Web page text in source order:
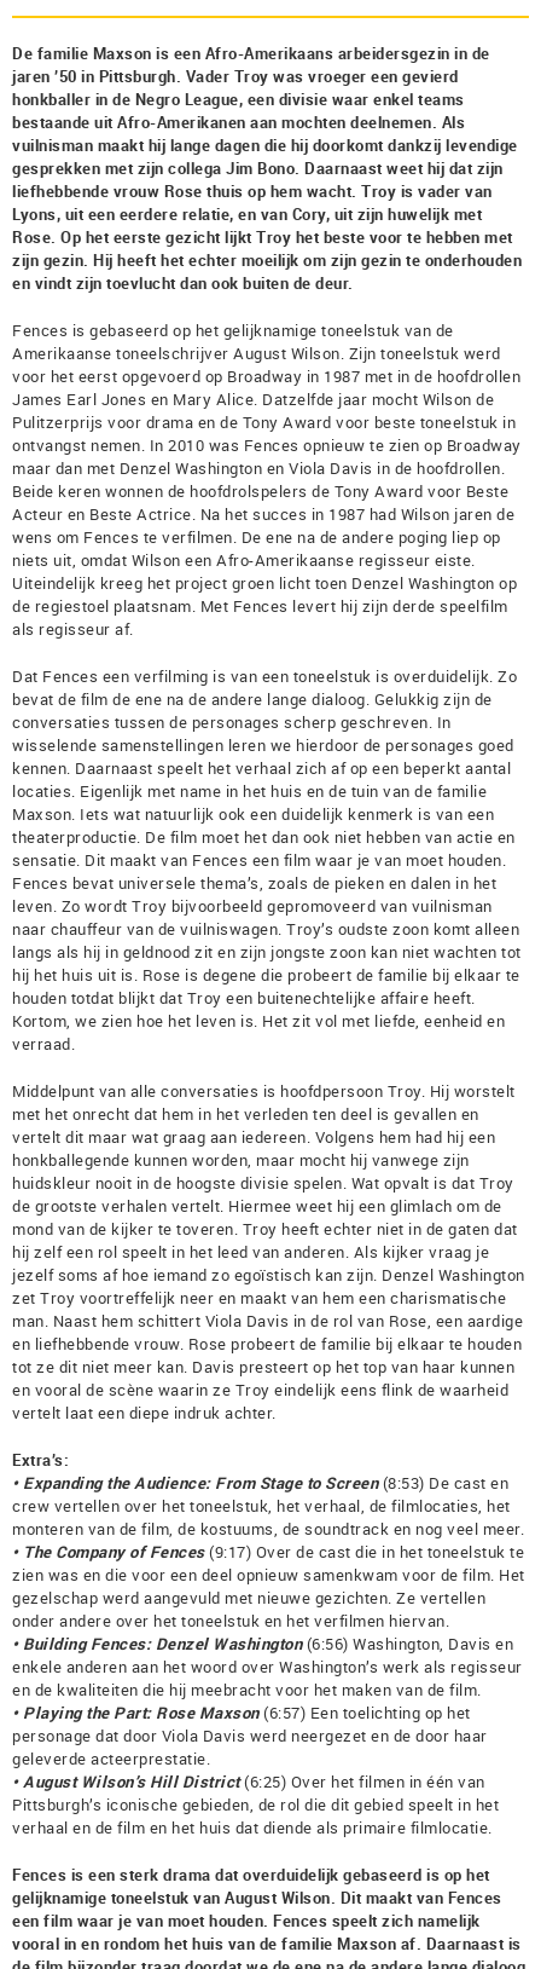
De familie Maxson is een Afro-Amerikaans arbeidersgezin in de
jaren ’50 in Pittsburgh. Vader Troy was vroeger een gevierd
honkballer in de Negro League, een divisie waar enkel teams
bestaande uit Afro-Amerikanen aan mochten deelnemen. Als
vuilnisman maakt hij lange dagen die hij doorkomt dankzij levendige
gesprekken met zijn collega Jim Bono. Daarnaast weet hij dat zijn
liefhebbende vrouw Rose thuis op hem wacht. Troy is vader van
Lyons, uit een eerdere relatie, en van Cory, uit zijn huwelijk met
Rose. Op het eerste gezicht lijkt Troy het beste voor te hebben met
zijn gezin. Hij heeft het echter moeilijk om zijn gezin te onderhouden
en vindt zijn toevlucht dan ook buiten de deur.
Fences is gebaseerd op het gelijknamige toneelstuk van de
Amerikaanse toneelschrijver August Wilson. Zijn toneelstuk werd
voor het eerst opgevoerd op Broadway in 1987 met in de hoofdrollen
James Earl Jones en Mary Alice. Datzelfde jaar mocht Wilson de
Pulitzerprijs voor drama en de Tony Award voor beste toneelstuk in
ontvangst nemen. In 2010 was Fences opnieuw te zien op Broadway
maar dan met Denzel Washington en Viola Davis in de hoofdrollen.
Beide keren wonnen de hoofdrolspelers de Tony Award voor Beste
Acteur en Beste Actrice. Na het succes in 1987 had Wilson jaren de
wens om Fences te verfilmen. De ene na de andere poging liep op
niets uit, omdat Wilson een Afro-Amerikaanse regisseur eiste.
Uiteindelijk kreeg het project groen licht toen Denzel Washington op
de regiestoel plaatsnam. Met Fences levert hij zijn derde speelfilm
als regisseur af.
Dat Fences een verfilming is van een toneelstuk is overduidelijk. Zo
bevat de film de ene na de andere lange dialoog. Gelukkig zijn de
conversaties tussen de personages scherp geschreven. In
wisselende samenstellingen leren we hierdoor de personages goed
kennen. Daarnaast speelt het verhaal zich af op een beperkt aantal
locaties. Eigenlijk met name in het huis en de tuin van de familie
Maxson. Iets wat natuurlijk ook een duidelijk kenmerk is van een
theaterproductie. De film moet het dan ook niet hebben van actie en
sensatie. Dit maakt van Fences een film waar je van moet houden.
Fences bevat universele thema’s, zoals de pieken en dalen in het
leven. Zo wordt Troy bijvoorbeeld gepromoveerd van vuilnisman
naar chauffeur van de vuilniswagen. Troy’s oudste zoon komt alleen
langs als hij in geldnood zit en zijn jongste zoon kan niet wachten tot
hij het huis uit is. Rose is degene die probeert de familie bij elkaar te
houden totdat blijkt dat Troy een buitenechtelijke affaire heeft.
Kortom, we zien hoe het leven is. Het zit vol met liefde, eenheid en
verraad.
Middelpunt van alle conversaties is hoofdpersoon Troy. Hij worstelt
met het onrecht dat hem in het verleden ten deel is gevallen en
vertelt dit maar wat graag aan iedereen. Volgens hem had hij een
honkballegende kunnen worden, maar mocht hij vanwege zijn
huidskleur nooit in de hoogste divisie spelen. Wat opvalt is dat Troy
de grootste verhalen vertelt. Hiermee weet hij een glimlach om de
mond van de kijker te toveren. Troy heeft echter niet in de gaten dat
hij zelf een rol speelt in het leed van anderen. Als kijker vraag je
jezelf soms af hoe iemand zo egoïstisch kan zijn. Denzel Washington
zet Troy voortreffelijk neer en maakt van hem een charismatische
man. Naast hem schittert Viola Davis in de rol van Rose, een aardige
en liefhebbende vrouw. Rose probeert de familie bij elkaar te houden
tot ze dit niet meer kan. Davis presteert op het top van haar kunnen
en vooral de scène waarin ze Troy eindelijk eens flink de waarheid
vertelt laat een diepe indruk achter.
Extra’s:
• Expanding the Audience: From Stage to Screen(8:53) De cast en
crew vertellen over het toneelstuk, het verhaal, de filmlocaties, het
monteren van de film, de kostuums, de soundtrack en nog veel meer.
• The Company of Fences(9:17) Over de cast die in het toneelstuk te
zien was en die voor een deel opnieuw samenkwam voor de film. Het
gezelschap werd aangevuld met nieuwe gezichten. Ze vertellen
onder andere over het toneelstuk en het verfilmen hiervan.
• Building Fences: Denzel Washington(6:56) Washington, Davis en
enkele anderen aan het woord over Washington’s werk als regisseur
en de kwaliteiten die hij meebracht voor het maken van de film.
• Playing the Part: Rose Maxson(6:57) Een toelichting op het
personage dat door Viola Davis werd neergezet en de door haar
geleverde acteerprestatie.
• August Wilson’s Hill District(6:25) Over het filmen in één van
Pittsburgh’s iconische gebieden, de rol die dit gebied speelt in het
verhaal en de film en het huis dat diende als primaire filmlocatie.
Fences is een sterk drama dat overduidelijk gebaseerd is op het
gelijknamige toneelstuk van August Wilson. Dit maakt van Fences
een film waar je van moet houden. Fences speelt zich namelijk
vooral in en rondom het huis van de familie Maxson af. Daarnaast is